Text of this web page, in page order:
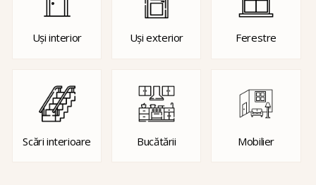
Uși interior Uși exterior Ferestre
Scări interioare Bucătării Mobilier